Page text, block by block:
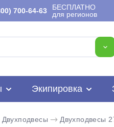
700-64-63
БЕСПЛАТНО
для регионов
Экипировка
Двухподвесы Двухподвесы